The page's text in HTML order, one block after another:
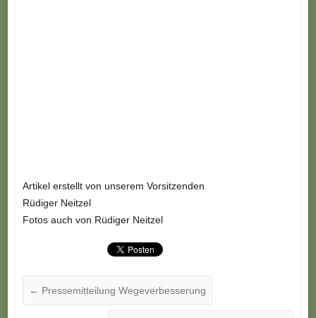
Artikel erstellt von unserem Vorsitzenden
Rüdiger Neitzel
Fotos auch von Rüdiger Neitzel
← Pressemitteilung Wegeverbesserung